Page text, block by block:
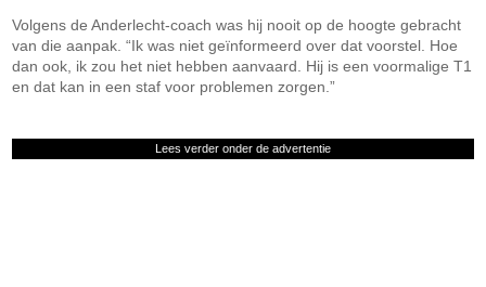
Volgens de Anderlecht-coach was hij nooit op de hoogte gebracht
van die aanpak. “Ik was niet geïnformeerd over dat voorstel. Hoe
dan ook, ik zou het niet hebben aanvaard. Hij is een voormalige T1
en dat kan in een staf voor problemen zorgen.”
Lees verder onder de advertentie